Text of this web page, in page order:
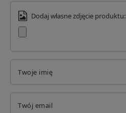
Dodaj własne zdjęcie produktu:
Twoje imię
Twój email